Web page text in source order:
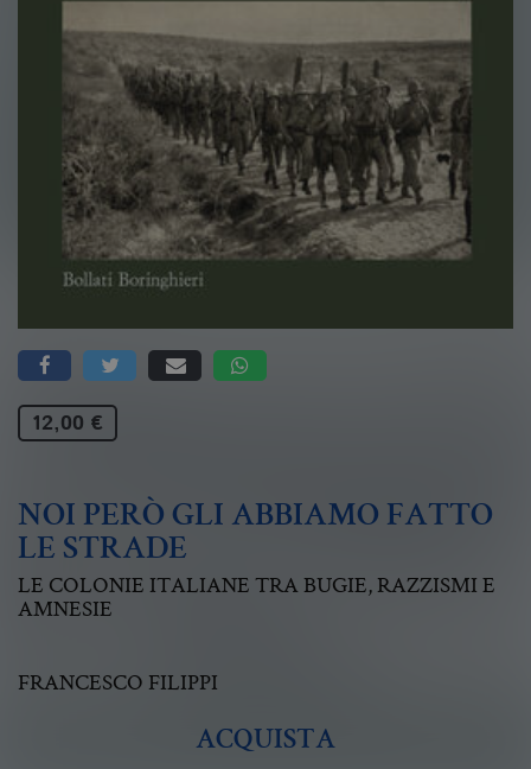
12,00 €
NOI PERÒ GLI ABBIAMO FATTO
LE STRADE
LE COLONIE ITALIANE TRA BUGIE, RAZZISMI E
AMNESIE
FRANCESCO FILIPPI
ACQUISTA